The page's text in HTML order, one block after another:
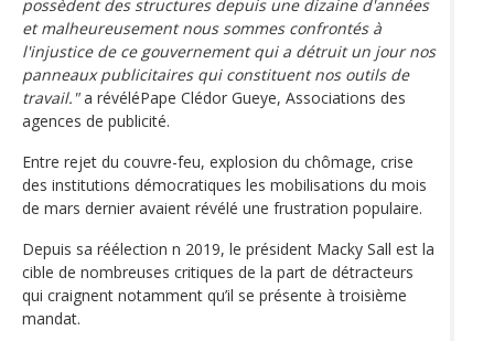
possèdent des structures depuis une dizaine d'années
et malheureusement nous sommes confrontés à
l'injustice de ce gouvernement qui a détruit un jour nos
panneaux publicitaires qui constituent nos outils de
travail."a révéléPape Clédor Gueye, Associations des
agences de publicité.
Entre rejet du couvre-feu, explosion du chômage, crise
des institutions démocratiques les mobilisations du mois
de mars dernier avaient révélé une frustration populaire.
Depuis sa réélection n 2019, le président Macky Sall est la
cible de nombreuses critiques de la part de détracteurs
qui craignent notamment qu’il se présente à troisième
mandat.